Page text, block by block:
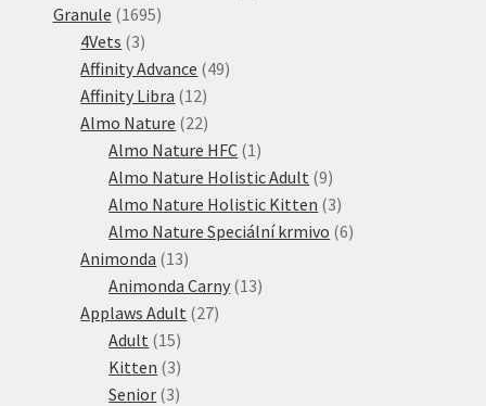
Granule 16951695
4Vets 33
produkty
Affinity Advance 4949
Affinity Libra 1212
produktů
Almo Nature 2222
produktů
Almo Nature HFC 1 1
produkt
Almo Nature Holistic Adult 99
produktů
Almo Nature Holistic Kitten 33
produkty
Almo Nature Speciální krmivo 66
Animonda 1313
produktů
Animonda Carny 1313
Applaws Adult 2727
Adult 1515
produktů
Kitten 33
produkty
Senior 33